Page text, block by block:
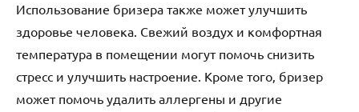
Использование бризера также может улучшить
здоровье человека. Свежий воздух и комфортная
температура в помещении могут помочь снизить
стресс и улучшить настроение. Кроме того‚ бризер
может помочь удалить аллергены и другие